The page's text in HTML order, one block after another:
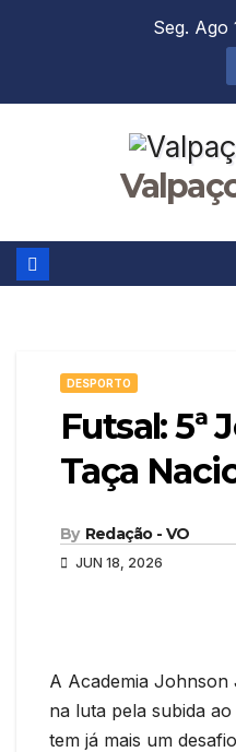
Seg. Ago
DESPORTO
Futsal: 5ª
Taça
By Redação - VO
JUN 18, 2026
A Academia
na luta pela subida
tem já mais um